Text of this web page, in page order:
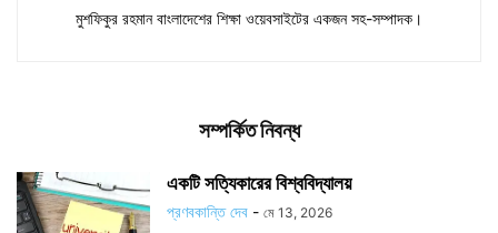
মুশফিকুর রহমান বাংলাদেশের শিক্ষা ওয়েবসাইটের একজন সহ-সম্পাদক।
সম্পর্কিত নিবন্ধ
একটি সত্যিকারের বিশ্ববিদ্যালয়
প্রণবকান্তি দেব - মে 13, 2026